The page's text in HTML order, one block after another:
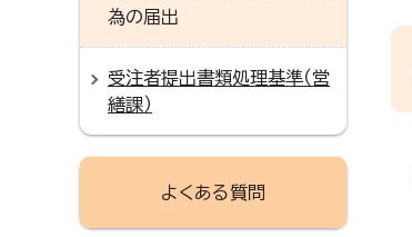
為の届出
受注者提出書類処理基準（営
繕課）
よくある質問